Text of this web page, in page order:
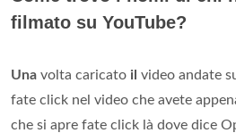
filmato su YouTube?
Una volta caricato il video andate
fate click nel video che avete
che si apre fate click là dove dice